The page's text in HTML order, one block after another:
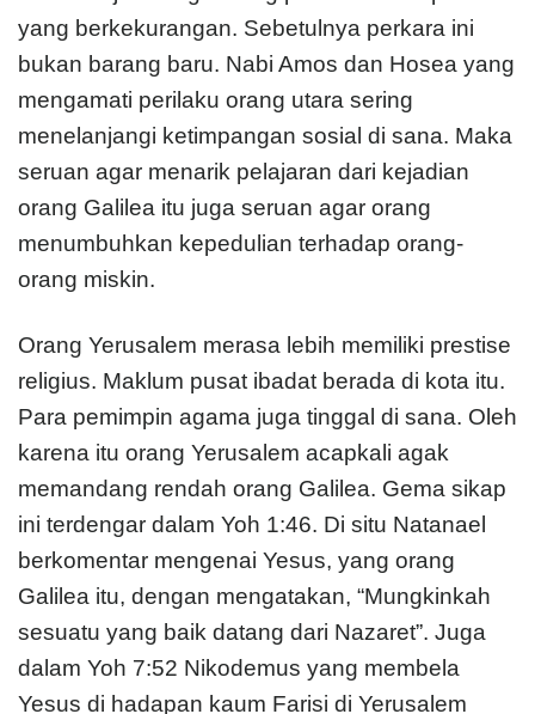
yang berkekurangan. Sebetulnya perkara ini
bukan barang baru. Nabi Amos dan Hosea yang
mengamati perilaku orang utara sering
menelanjangi ketimpangan sosial di sana. Maka
seruan agar menarik pelajaran dari kejadian
orang Galilea itu juga seruan agar orang
menumbuhkan kepedulian terhadap orang-
orang miskin.
Orang Yerusalem merasa lebih memiliki prestise
religius. Maklum pusat ibadat berada di kota itu.
Para pemimpin agama juga tinggal di sana. Oleh
karena itu orang Yerusalem acapkali agak
memandang rendah orang Galilea. Gema sikap
ini terdengar dalam Yoh 1:46. Di situ Natanael
berkomentar mengenai Yesus, yang orang
Galilea itu, dengan mengatakan, “Mungkinkah
sesuatu yang baik datang dari Nazaret”. Juga
dalam Yoh 7:52 Nikodemus yang membela
Yesus di hadapan kaum Farisi di Yerusalem